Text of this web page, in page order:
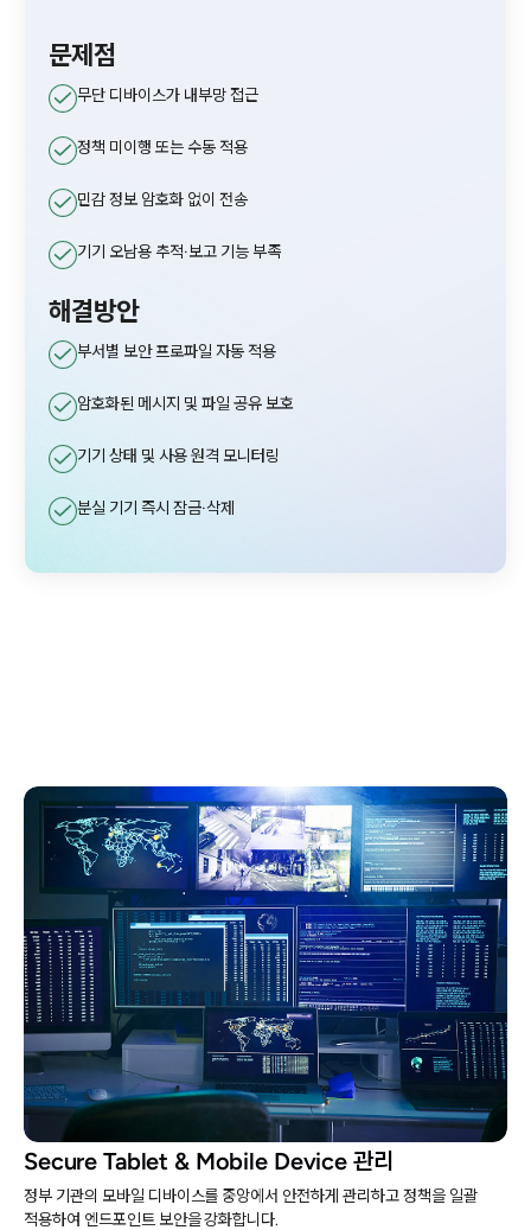
문제점
무단 디바이스가 내부망 접근
정책 미이행 또는 수동 적용
민감 정보 암호화 없이 전송
기기 오남용 추적·보고 기능 부족
해결방안
부서별 보안 프로파일 자동 적용
암호화된 메시지 및 파일 공유 보호
기기 상태 및 사용 원격 모니터링
분실 기기 즉시 잠금·삭제
Secure Tablet & Mobile Device 관리
정부 기관의 모바일 디바이스를 중앙에서 안전하게 관리하고 정책을 일괄
적용하여 엔드포인트 보안을 강화합니다.